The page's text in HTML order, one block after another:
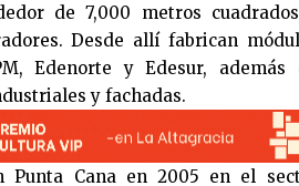
de 7,000 metros
Desde allí fabrican
Edenorte y Edesur, además
y fachadas.
Cana en 2005 en el